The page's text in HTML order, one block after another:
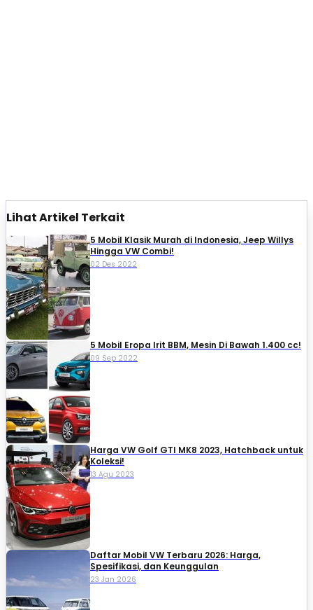
Lihat Artikel Terkait
5 Mobil Klasik Murah di Indonesia, Jeep Willys
Hingga VW Combi!
02 Des 2022
5 Mobil Eropa Irit BBM, Mesin Di Bawah 1.400 cc!
09 Sep 2022
Harga VW Golf GTI MK8 2023, Hatchback untuk
Koleksi!
13 Agu 2023
Daftar Mobil VW Terbaru 2026: Harga,
Spesifikasi, dan Keunggulan
23 Jan 2026